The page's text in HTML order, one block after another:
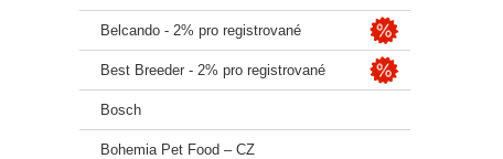
Belcando - 2% pro registrované
Best Breeder - 2% pro registrované
Bosch
Bohemia Pet Food – CZ